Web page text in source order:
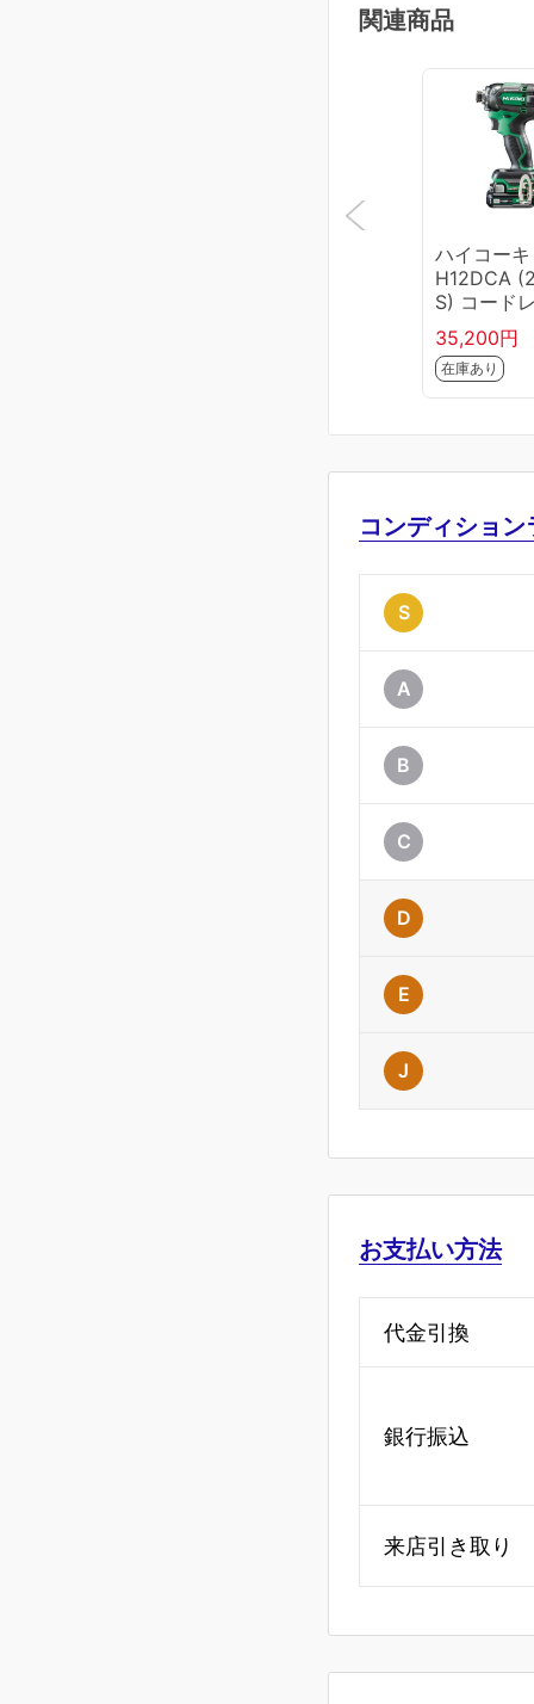
関連商品
ハイコー
H12DCA
S) コード
インパク
ライバ (バ
リ×2個、
器、ケース
35,200円
在庫あり
コンディション
S
A
B
C
D
E
J
お支払い方法
代金引換
銀行振込
来店引き取り